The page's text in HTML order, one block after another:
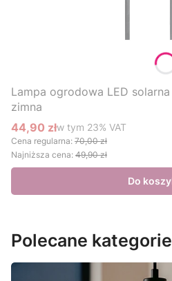
Lampa ogrodowa LED
zimna
Cena promocyjna brutto
44,90 złw tym %s VAT
w tym 23% VAT
Cena regularna: 70,00 zł
Najniższa cena: 49,90 zł
Do
Polecane kategorie